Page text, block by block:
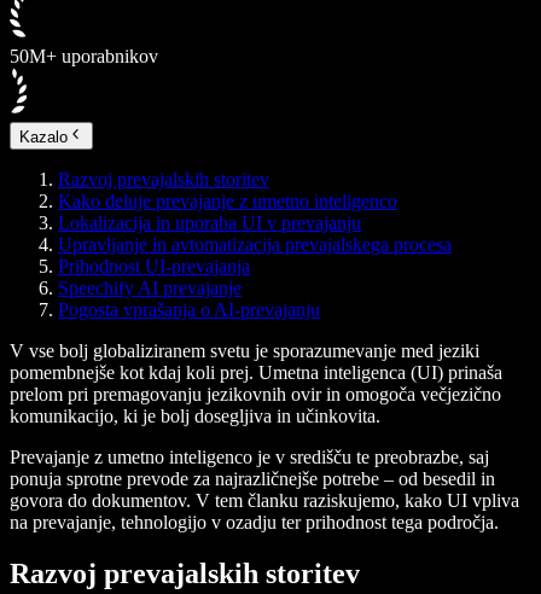
50M+ uporabnikov
Kazalo
Razvoj prevajalskih storitev
Kako deluje prevajanje z umetno inteligenco
Lokalizacija in uporaba UI v prevajanju
Upravljanje in avtomatizacija prevajalskega procesa
Prihodnost UI-prevajanja
Speechify AI prevajanje
Pogosta vprašanja o AI-prevajanju
V vse bolj globaliziranem svetu je sporazumevanje med jeziki
pomembnejše kot kdaj koli prej. Umetna inteligenca (UI) prinaša
prelom pri premagovanju jezikovnih ovir in omogoča večjezično
komunikacijo, ki je bolj dosegljiva in učinkovita.
Prevajanje z umetno inteligenco je v središču te preobrazbe, saj
ponuja sprotne prevode za najrazličnejše potrebe – od besedil in
govora do dokumentov. V tem članku raziskujemo, kako UI vpliva
na prevajanje, tehnologijo v ozadju ter prihodnost tega področja.
Razvoj prevajalskih storitev